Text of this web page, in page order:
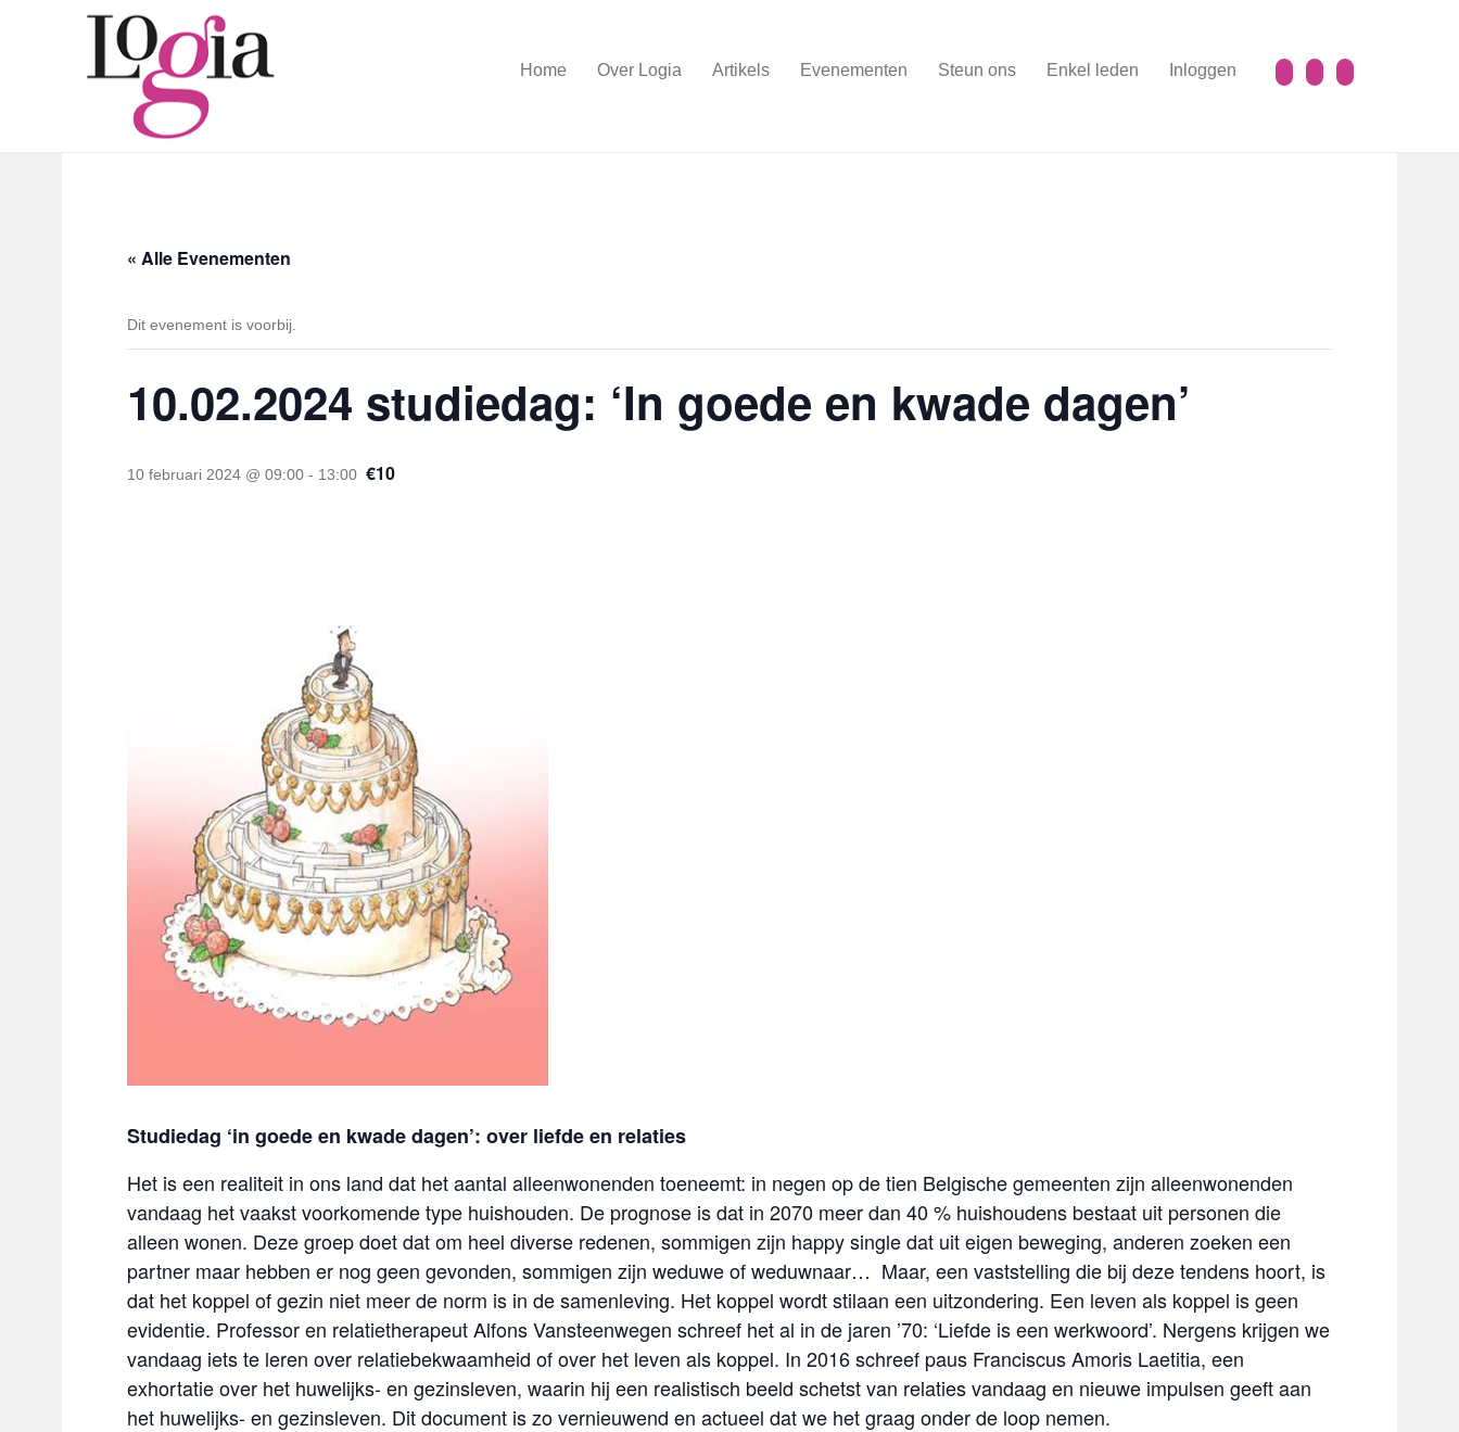
Home Over Logia Artikels Evenementen Steun ons Enkel leden Inloggen
« Alle Evenementen
Dit evenement is voorbij.
10.02.2024 studiedag: ‘In goede en kwade dagen’
10 februari 2024 @ 09:00 - 13:00 €10
Studiedag ‘in goede en kwade dagen’: over liefde en relaties
Het is een realiteit in ons land dat het aantal alleenwonenden toeneemt: in negen op de tien Belgische gemeenten zijn alleenwonenden
vandaag het vaakst voorkomende type huishouden. De prognose is dat in 2070 meer dan 40 % huishoudens bestaat uit personen die
alleen wonen. Deze groep doet dat om heel diverse redenen, sommigen zijn happy single dat uit eigen beweging, anderen zoeken een
partner maar hebben er nog geen gevonden, sommigen zijn weduwe of weduwnaar… Maar, een vaststelling die bij deze tendens hoort, is
dat het koppel of gezin niet meer de norm is in de samenleving. Het koppel wordt stilaan een uitzondering. Een leven als koppel is geen
evidentie. Professor en relatietherapeut Alfons Vansteenwegen schreef het al in de jaren ’70: ‘Liefde is een werkwoord’. Nergens krijgen we
vandaag iets te leren over relatiebekwaamheid of over het leven als koppel. In 2016 schreef paus Franciscus Amoris Laetitia, een
exhortatie over het huwelijks- en gezinsleven, waarin hij een realistisch beeld schetst van relaties vandaag en nieuwe impulsen geeft aan
het huwelijks- en gezinsleven. Dit document is zo vernieuwend en actueel dat we het graag onder de loop nemen.